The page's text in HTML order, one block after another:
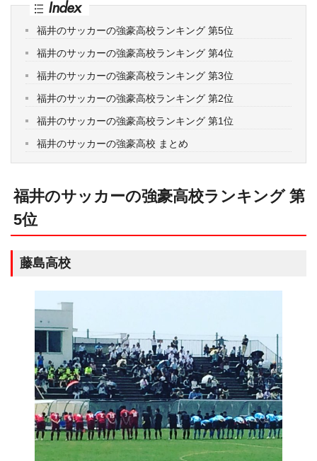
Index
福井のサッカーの強豪高校ランキング 第5位
福井のサッカーの強豪高校ランキング 第4位
福井のサッカーの強豪高校ランキング 第3位
福井のサッカーの強豪高校ランキング 第2位
福井のサッカーの強豪高校ランキング 第1位
福井のサッカーの強豪高校 まとめ
福井のサッカーの強豪高校ランキング 第
5位
藤島高校